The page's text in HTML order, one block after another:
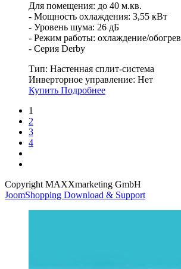
Для помещения: до 40 м.кв.
- Мощность охлаждения: 3,55 кВт
- Уровень шума: 26 дБ
- Режим работы: охлаждение/обогрев
- Серия Derby
Тип: Настенная сплит-система
Инверторное управление: Нет
Купить Подробнее
1
2
3
4
Copyright MAXXmarketing GmbH
JoomShopping Download & Support